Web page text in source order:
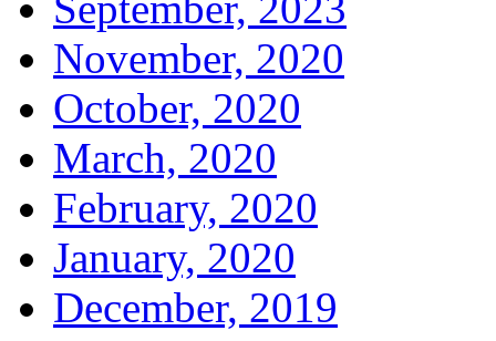
November, 2020
October, 2020
March, 2020
February, 2020
January, 2020
December, 2019